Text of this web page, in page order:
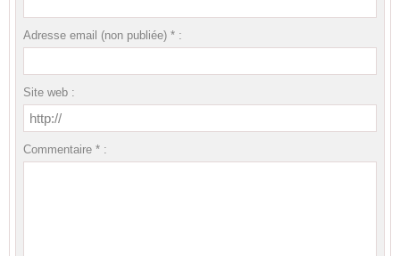
Adresse email (non publiée) * :
Site web :
Commentaire * :